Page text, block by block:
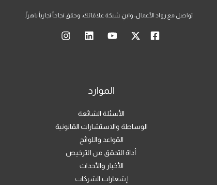
تواصل مع رواد الأعمال، وابنِ شبكة علاقاتك، وحقق نجاحاً تجارياً باهراً.
الموارد
الأسئلة الشائعة
الوساطة والاستشارات القانونية
القواعد واللوائح
أداة التحقق من الترخيص
الأخبار والأحداث
إشعارات الشركات